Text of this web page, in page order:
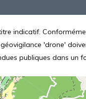
indicatif.
'drone'
publiques dans un